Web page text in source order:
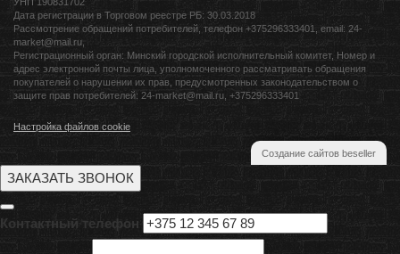
Дата регистрации в Торговом реестре РБ: 30.03.2018
Рассмотрение обращений потребителей, телефон +375296333401, email: 24-
market@mail.ru,
Регистрационный орган: Минский городской исполнительный комитет, Номер и
адрес электронной почты лица, уполномоченного рассматривать обращения
покупателей о нарушении их прав, предусмотренных законодательством о
защите прав потребителей: 24-market@mail.ru, +375296333401
Настройка файлов cookie
Создание сайтов beseller
ЗАКАЗАТЬ ЗВОНОК
Контактный телефон